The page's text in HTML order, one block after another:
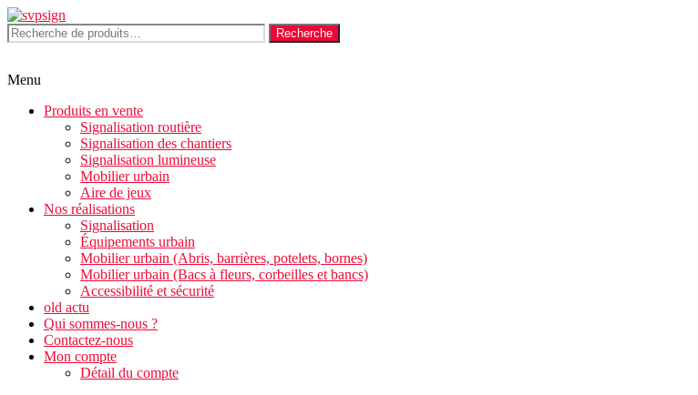
Aller
au
contenu
Recherche
pour :
Recherche
Menu
Produits en vente
Signalisation routière
Signalisation des chantiers
Signalisation lumineuse
Mobilier urbain
Aire de jeux
Nos réalisations
Signalisation
Équipements urbain
Mobilier urbain (Abris, barrières, potelets, bornes)
Mobilier urbain (Bacs à fleurs, corbeilles et bancs)
Accessibilité et sécurité
old actu
Qui sommes-nous ?
Contactez-nous
Mon compte
Détail du compte